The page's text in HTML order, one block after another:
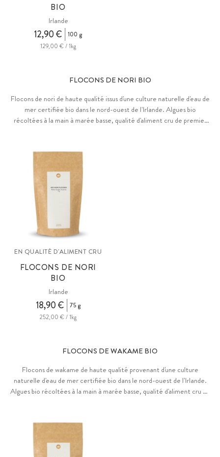
BIO
Irlande
12,90 €
100 g
129,00 € / 1kg
FLOCONS DE NORI BIO
Flocons de nori de haute qualité issus d'une culture naturelle d'eau de
mer certifiée bio dans le nord-ouest de l'Irlande. Algues bio
récoltées à la main à marée basse, qualité d'aliment cru de premier
EN QUALITÉ D'ALIMENT CRU
FLOCONS DE NORI
BIO
Irlande
18,90 €
75 g
252,00 € / 1kg
FLOCONS DE WAKAME BIO
Flocons de wakame de haute qualité provenant d'une culture
naturelle d'eau de mer certifiée bio dans le nord-ouest de l'Irlande.
Algues bio récoltées à la main à marée basse, qualité d'aliment cru de